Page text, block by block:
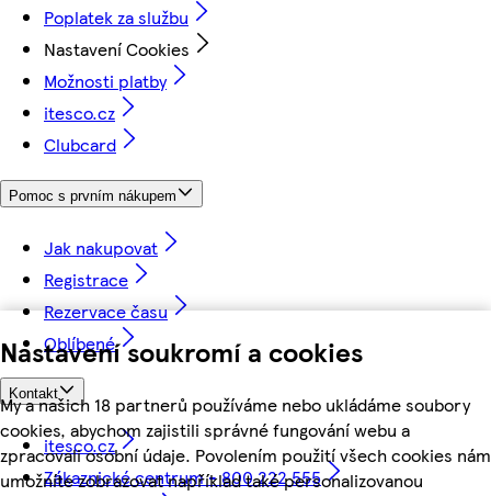
Nastavení soukromí a cookies
My a našich 18 partnerů používáme nebo ukládáme soubory
cookies, abychom zajistili správné fungování webu a
zpracovali osobní údaje. Povolením použití všech cookies nám
umožníte zobrazovat například také personalizovanou
Poplatek za službu
Nastavení Cookies
Možnosti platby
itesco.cz
Clubcard
Pomoc s prvním nákupem
Jak nakupovat
Registrace
Rezervace času
Oblíbené
Kontakt
itesco.cz
Zákaznické centrum - 800 222 555